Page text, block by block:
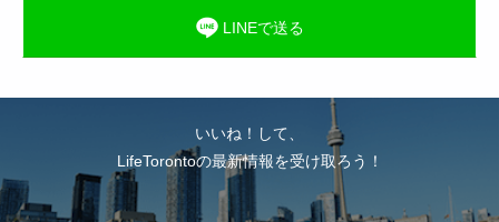
LINEで送る
いいね！して、
LifeTorontoの最新情報を受け取ろう！